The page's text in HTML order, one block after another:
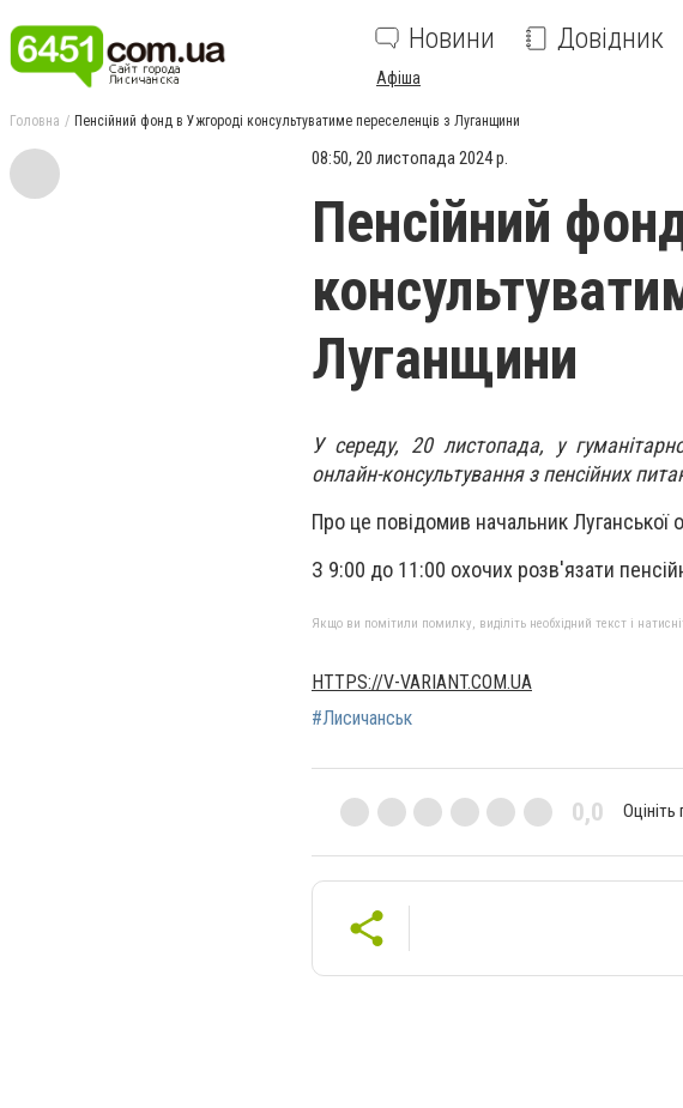
Новини Довідник
Афіша
Головна Пенсійний фонд в Ужгороді консультуватиме переселенців з Луганщини
08:50, 20 листопада 2024 р.
Пенсійний
Луганщини
У середу, 20 листопада, у
онлайн-консультування з пенсійних
Про це повідомив начальник Луганської
З 9:00 до 11:00 охочих розв'язати
Якщо ви помітили помилку, виділіть необхідний текст і
HTTPS://V-VARIANT.COM.UA
#Лисичанськ
0,0